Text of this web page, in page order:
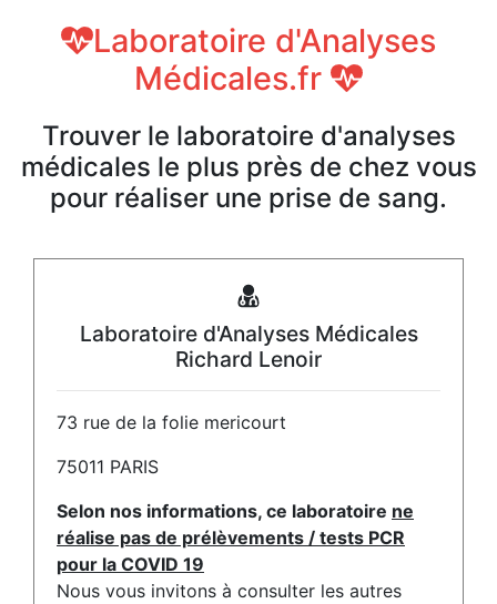
Laboratoire d'Analyses
Médicales.fr
Trouver le laboratoire d'analyses
médicales le plus près de chez vous
pour réaliser une prise de sang.
Laboratoire d'Analyses Médicales
Richard Lenoir
73 rue de la folie mericourt
75011 PARIS
Selon nos informations, ce laboratoire ne
réalise pas de prélèvements / tests PCR
pour la COVID 19
Nous vous invitons à consulter les autres